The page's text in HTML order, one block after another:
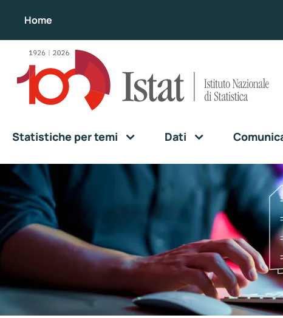
Home
Statistiche per temi Dati